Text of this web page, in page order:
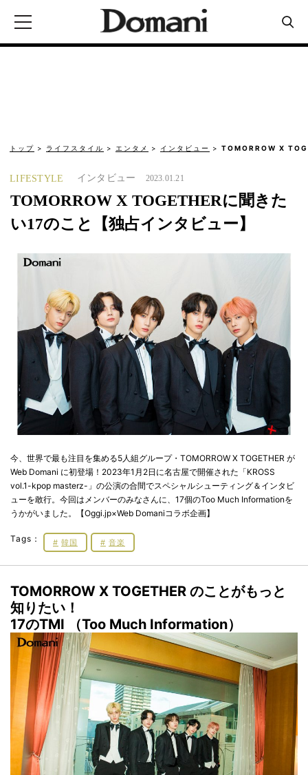
トップ ライフスタイル エンタメ インタビュー TOMORROW X
LIFESTYLE インタビュー 2023.01.21
TOMORROW X TOGETHERに聞きた
い17のこと【独占インタビュー】
今、世界で最も注目を集める5人組グループ・TOMORROW X TOGETHER が
Web Domani に初登場！2023年1月2日に名古屋で開催された「KROSS
vol.1-kpop masterz-」の公演の合間でスペシャルシューティング＆インタビ
ューを敢行。今回はメンバーのみなさんに、17個のToo Much Informationを
うかがいました。【Oggi.jp×Web Domaniコラボ企画】
Tags： 韓国 音楽
TOMORROW X TOGETHER のことがもっと
知りたい！
17のTMI （Too Much Information）